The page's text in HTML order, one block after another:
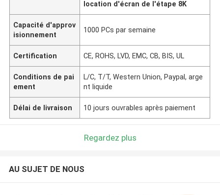
location d'écran de l'étape 8K
Capacité d'approv
isionnement
1000 PCs par semaine
Certification CE, ROHS, LVD, EMC, CB, BIS, UL
Conditions de pai
ement
L/C, T/T, Western Union, Paypal, arge
nt liquide
Délai de livraison 10 jours ouvrables après paiement
Regardez plus
AU SUJET DE NOUS